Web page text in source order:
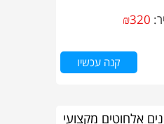
₪320
קנה עכשיו
אלחוטים מקצועי